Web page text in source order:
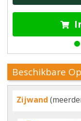
Beschikbare
Zijwand